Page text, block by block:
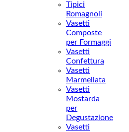
Tipici
Romagnoli
Vasetti
Composte
per Formaggi
Vasetti
Confettura
Vasetti
Marmellata
Vasetti
Mostarda
per
Degustazione
Vasetti